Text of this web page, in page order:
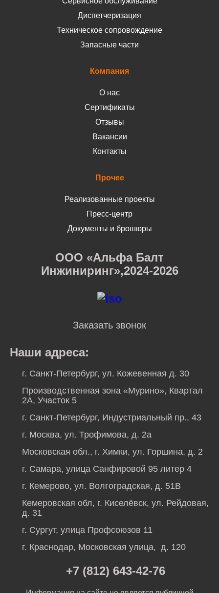
Диспетчеризация
Техническое сопровождение
Запасные части
Компания
О нас
Сертификаты
Отзывы
Вакансии
Контакты
Прочее
Реализованные проекты
Пресс-центр
Документы и брошюры
ООО «Альфа Балт
Инжиниринг»,2024-2026
Заказать звонок
Наши адреса:
г. Санкт-Петербург, ул. Кожевенная д. 30
Производственная зона «Мурино», Квартал
2А, Участок 5
г. Санкт-Петербург, Индустриальный пр., 43
г. Москва, ул. Трофимова, д. 2а
Московская обл., г. Химки, ул. Горшина, д. 2
г. Самара, улица Санфировой 95 литер 4
г. Кемерово, ул. Волгоградская, д. 51В
Кемеровская обл, г. Киселёвск, ул. Рейдовая,
д. 31
г. Сургут, улица Профсоюзов 11
г. Краснодар, Московская улица, д. 120
+7 (812) 643-42-76